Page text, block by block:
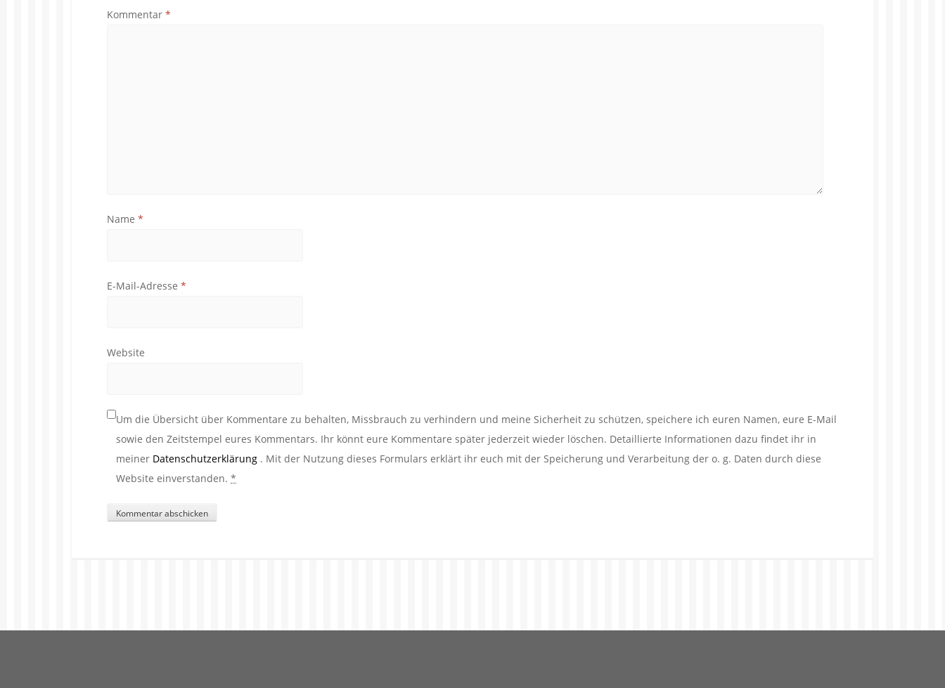
Kommentar *
Name *
E-Mail-Adresse *
Website
Um die Übersicht über Kommentare zu behalten, Missbrauch zu verhindern und meine Sicherheit zu schützen, speichere ich euren Namen, eure E-Mail
sowie den Zeitstempel eures Kommentars. Ihr könnt eure Kommentare später jederzeit wieder löschen. Detaillierte Informationen dazu findet ihr in
meiner Datenschutzerklärung . Mit der Nutzung dieses Formulars erklärt ihr euch mit der Speicherung und Verarbeitung der o. g. Daten durch diese
Website einverstanden. *